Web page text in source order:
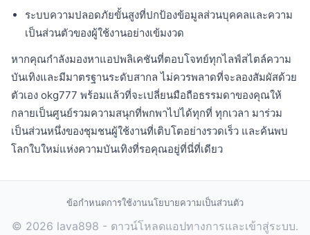
ระบบความปลอดภัยขั้นสูงที่ปกป้องข้อมูลส่วนบุคคลและความ
เป็นส่วนตัวของผู้ใช้งานอย่างเข้มงวด
หากคุณกำลังมองหาแอปพลิเคชันที่ตอบโจทย์ทุกไลฟ์สไตล์ความ
บันเทิงและมีมาตรฐานระดับสากล ไม่ควรพลาดที่จะลองสัมผัสด้วย
ตัวเอง okg777 พร้อมแล้วที่จะเปลี่ยนมือถือธรรมดาของคุณให้
กลายเป็นศูนย์รวมความสนุกที่พกพาไปได้ทุกที่ ทุกเวลา มาร่วม
เป็นส่วนหนึ่งของชุมชนผู้ใช้งานที่เติบโตอย่างรวดเร็ว และค้นพบ
โลกใบใหม่แห่งความบันเทิงที่รอคุณอยู่ที่นี่ที่เดียว
ข้อกำหนดการใช้งานนโยบายความเป็นส่วนตัว
© 2026 lava898 - ดาวน์โหลดแอปทางการและเข้าสู่ระบบ.